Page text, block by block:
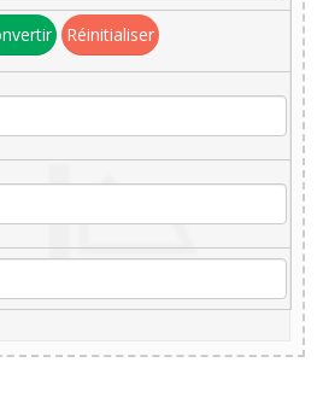
Réinitialiser